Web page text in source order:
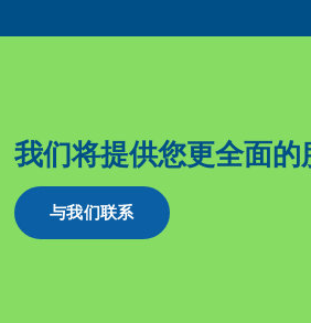
我们将提供您更全面的
与我们联系